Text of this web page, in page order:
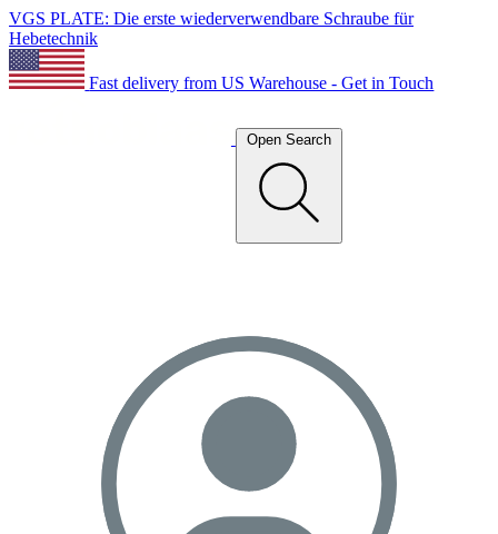
VGS PLATE: Die erste wiederverwendbare Schraube für
Hebetechnik
Fast delivery from US Warehouse - Get in Touch
Open Search